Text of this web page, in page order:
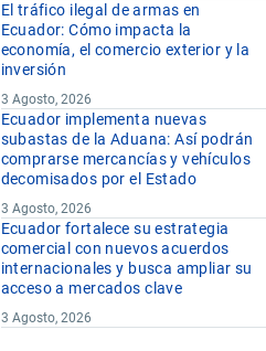
El tráfico ilegal de armas en
Ecuador: Cómo impacta la
economía, el comercio exterior y la
inversión
3 Agosto, 2026
Ecuador implementa nuevas
subastas de la Aduana: Así podrán
comprarse mercancías y vehículos
decomisados por el Estado
3 Agosto, 2026
Ecuador fortalece su estrategia
comercial con nuevos acuerdos
internacionales y busca ampliar su
acceso a mercados clave
3 Agosto, 2026